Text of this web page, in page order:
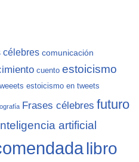
célebres comunicación
cuento estoicismo
estoicismo en tweets
Frases célebres futuro
artificial
libro